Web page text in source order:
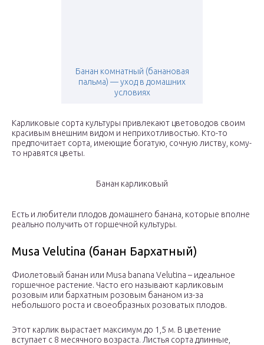
Банан комнатный (банановая
пальма) — уход в домашних
условиях
Карликовые сорта культуры привлекают цветоводов своим
красивым внешним видом и неприхотливостью. Кто-то
предпочитает сорта, имеющие богатую, сочную листву, кому-
то нравятся цветы.
Банан карликовый
Есть и любители плодов домашнего банана, которые вполне
реально получить от горшечной культуры.
Musa Velutina (банан Бархатный)
Фиолетовый банан или Musa banana Velutina – идеальное
горшечное растение. Часто его называют карликовым
розовым или бархатным розовым бананом из-за
небольшого роста и своеобразных розоватых плодов.
Этот карлик вырастает максимум до 1,5 м. В цветение
вступает с 8 месячного возраста. Листья сорта длинные,